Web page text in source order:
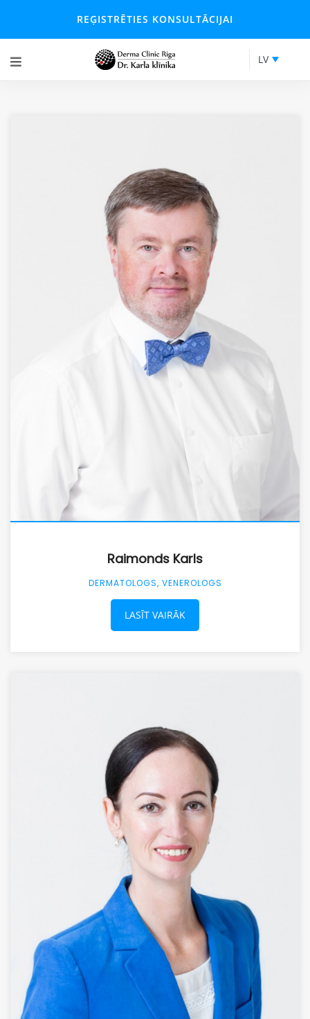
REĢISTRĒTIES KONSULTĀCIJAI
LV
Raimonds Karls
DERMATOLOGS, VENEROLOGS
LASĪT VAIRĀK